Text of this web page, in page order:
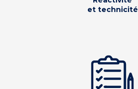
et technicité